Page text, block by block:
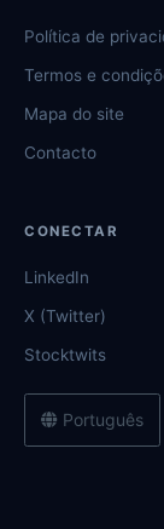
Política de
Termos e
Mapa do site
Contacto
CONECTAR
LinkedIn
X (Twitter)
Stocktwits
Português